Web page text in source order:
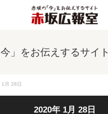
」をお伝えするサイト
月 28日
2020年 1月 28日